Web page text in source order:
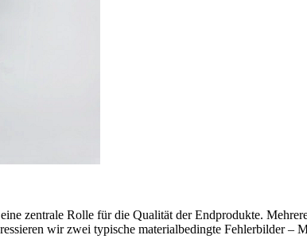
zentrale Rolle für die Qualität der Endprodukte.
wir zwei typische materialbedingte Fehlerbilder